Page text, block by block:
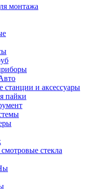
монтажа
станции и аксессуары
пайки
стекла